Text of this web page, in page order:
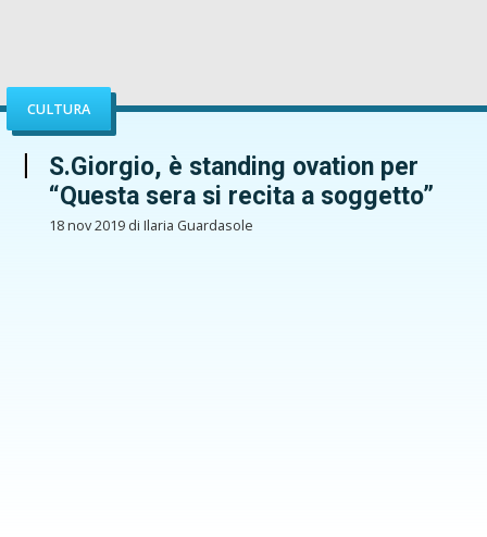
CULTURA
S.Giorgio, è standing ovation per
“Questa sera si recita a soggetto”
18 nov 2019 di Ilaria Guardasole